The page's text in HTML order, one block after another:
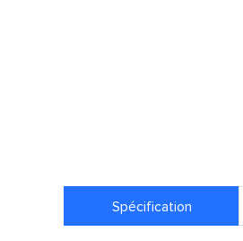
Spécification